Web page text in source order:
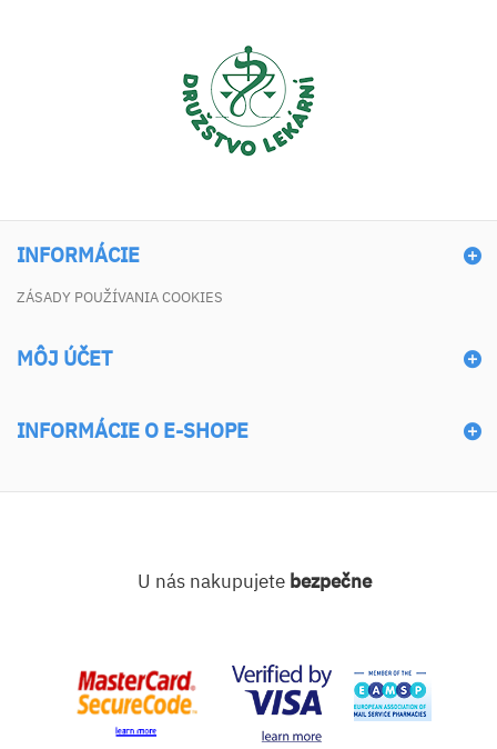
INFORMÁCIE
ZÁSADY POUŽÍVANIA COOKIES
MÔJ ÚČET
INFORMÁCIE O E-SHOPE
U nás nakupujete bezpečne